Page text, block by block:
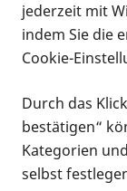
Infomaterial
Vorlesen
Alle
Formaten
jederzeit mit
indem Sie die
Cookie-
Durch das
bestätigen“
Kategorien
selbst